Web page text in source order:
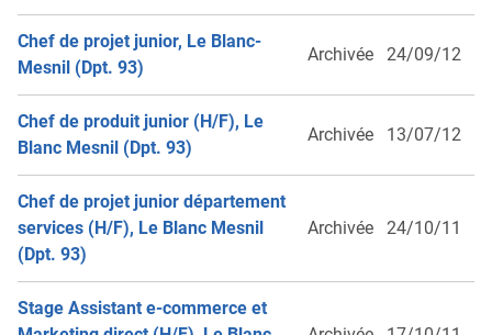
Chef de projet junior, Le Blanc-
Mesnil (Dpt. 93)
Archivée 24/09/12
Chef de produit junior (H/F), Le
Blanc Mesnil (Dpt. 93)
Archivée 13/07/12
Chef de projet junior département
services (H/F), Le Blanc Mesnil
(Dpt. 93)
Archivée 24/10/11
Stage Assistant e-commerce et